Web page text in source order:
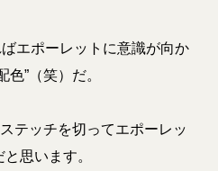
エポーレットに意識が向か
”（笑）だ。
テッチを切ってエポーレッ
思います。